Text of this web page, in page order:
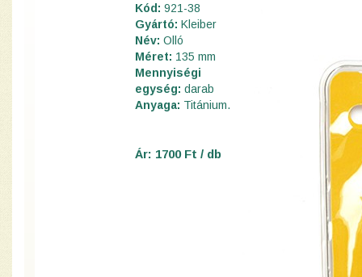
Kód: 921-38
Gyártó: Kleiber
Név: Olló
Méret: 135 mm
Mennyiségi
egység: darab
Anyaga: Titánium.
Ár: 1700 Ft / db